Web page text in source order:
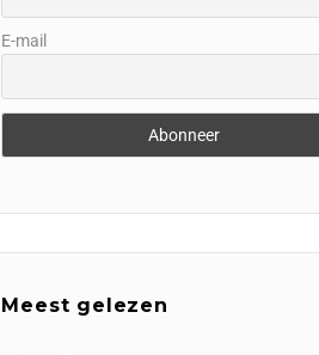
E-mail
Meest gelezen